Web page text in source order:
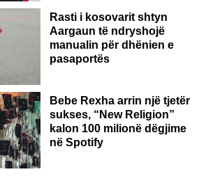
Rasti i kosovarit shtyn
Aargaun të ndryshojë
manualin për dhënien e
pasaportës
Bebe Rexha arrin një tjetër
sukses, “New Religion”
kalon 100 milionë dëgjime
në Spotify